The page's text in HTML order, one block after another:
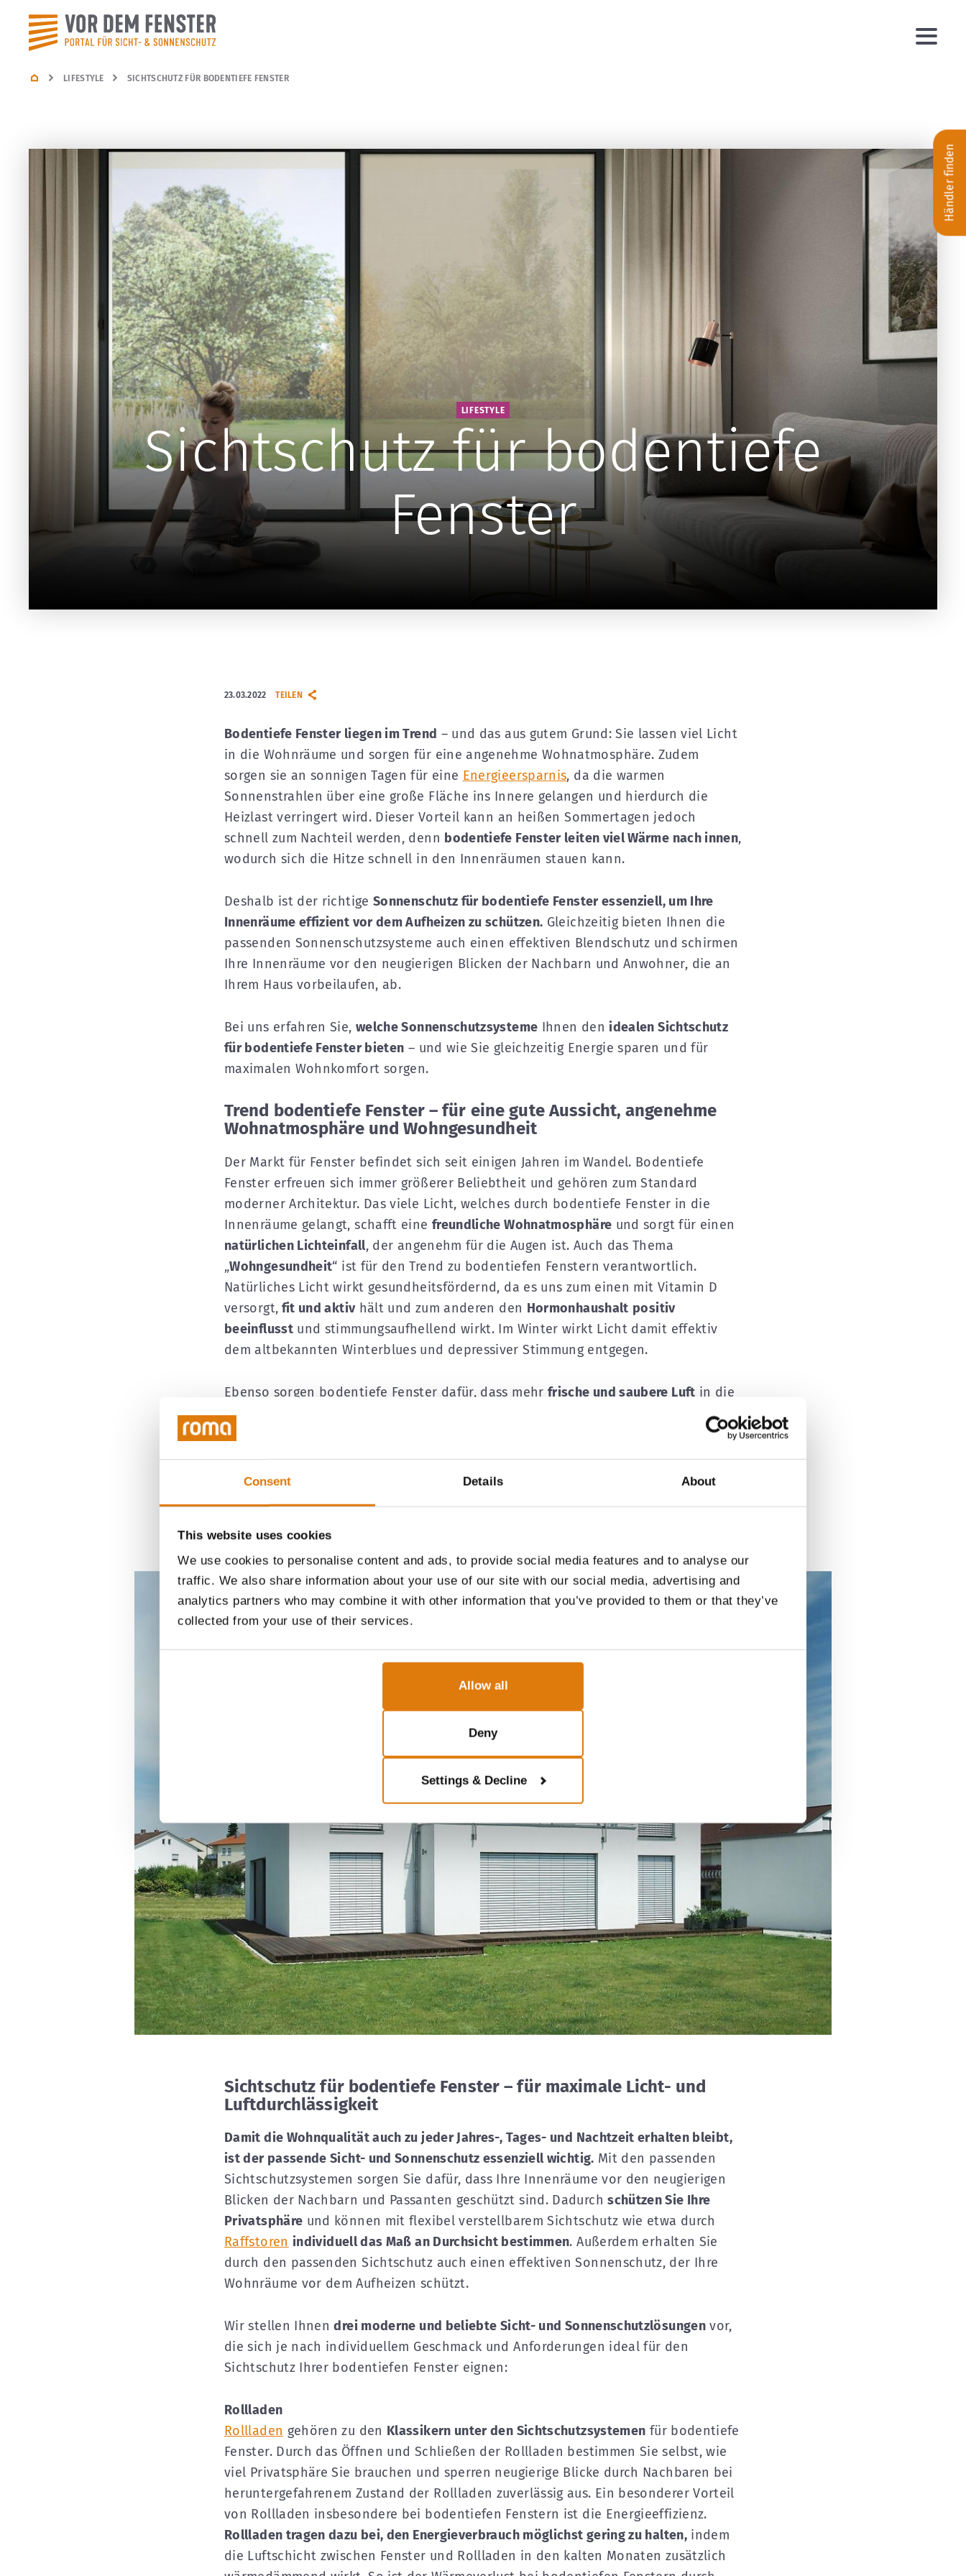
Consent Details About
This website uses cookies
We use cookies to personalise content and ads, to provide social media features and to analyse our
traffic. We also share information about your use of our site with our social media, advertising and
analytics partners who may combine it with other information that you’ve provided to them or that they’ve
collected from your use of their services.
Deny
Settings & Decline
Allow all
Händler finden
LIFESTYLE SICHTSCHUTZ FÜR BODENTIEFE FENSTER
LIFESTYLE
Sichtschutz für bodentiefe
Fenster
23.03.2022 TEILEN
Bodentiefe Fenster liegen im Trend – und das aus gutem Grund: Sie lassen viel Licht
in die Wohnräume und sorgen für eine angenehme Wohnatmosphäre. Zudem
sorgen sie an sonnigen Tagen für eine Energieersparnis, da die warmen
Sonnenstrahlen über eine große Fläche ins Innere gelangen und hierdurch die
Heizlast verringert wird. Dieser Vorteil kann an heißen Sommertagen jedoch
schnell zum Nachteil werden, denn bodentiefe Fenster leiten viel Wärme nach innen,
wodurch sich die Hitze schnell in den Innenräumen stauen kann.
Deshalb ist der richtige Sonnenschutz für bodentiefe Fenster essenziell, um Ihre
Innenräume effizient vor dem Aufheizen zu schützen. Gleichzeitig bieten Ihnen die
passenden Sonnenschutzsysteme auch einen effektiven Blendschutz und schirmen
Ihre Innenräume vor den neugierigen Blicken der Nachbarn und Anwohner, die an
Ihrem Haus vorbeilaufen, ab.
Bei uns erfahren Sie, welche Sonnenschutzsysteme Ihnen den idealen Sichtschutz
für bodentiefe Fenster bieten – und wie Sie gleichzeitig Energie sparen und für
maximalen Wohnkomfort sorgen.
Trend bodentiefe Fenster – für eine gute Aussicht, angenehme
Wohnatmosphäre und Wohngesundheit
Der Markt für Fenster befindet sich seit einigen Jahren im Wandel. Bodentiefe
Fenster erfreuen sich immer größerer Beliebtheit und gehören zum Standard
moderner Architektur. Das viele Licht, welches durch bodentiefe Fenster in die
Innenräume gelangt, schafft eine freundliche Wohnatmosphäre und sorgt für einen
natürlichen Lichteinfall, der angenehm für die Augen ist. Auch das Thema
„Wohngesundheit“ ist für den Trend zu bodentiefen Fenstern verantwortlich.
Natürliches Licht wirkt gesundheitsfördernd, da es uns zum einen mit Vitamin D
versorgt, fit und aktivhält und zum anderen den Hormonhaushalt positiv
beeinflusstund stimmungsaufhellend wirkt. Im Winter wirkt Licht damit effektiv
dem altbekannten Winterblues und depressiver Stimmung entgegen.
Ebenso sorgen bodentiefe Fenster dafür, dass mehr frische und saubere Luft in die
Wohnräume gelangt. Das belebt nicht nur den Geist und die
Konzentrationsfähigkeit, sondern ermöglicht auch
großflächigen Verglasung einen
fließenden Übergang zur Außenwelt
und damit auch
Sichtschutz für bodentiefe Fenster – für maximale Licht- und
Luftdurchlässigkeit
Damit die Wohnqualität auch zu jeder Jahres-, Tages- und Nachtzeit erhalten bleibt,
ist der passende Sicht- und Sonnenschutz essenziell wichtig. Mit den passenden
Sichtschutzsystemen sorgen Sie dafür, dass Ihre Innenräume vor den neugierigen
Blicken der Nachbarn und Passanten geschützt sind. Dadurchschützen Sie Ihre
Privatsphäre und können mit flexibel verstellbarem Sichtschutz wie etwa durch
Raffstoren individuell das Maß an Durchsicht bestimmen. Außerdem erhalten Sie
durch den passenden Sichtschutz auch einen effektiven Sonnenschutz, der Ihre
Wohnräume vor dem Aufheizen schützt.
Wir stellen Ihnendrei moderne und beliebte Sicht- und Sonnenschutzlösungen vor,
die sich je nach individuellem Geschmack und Anforderungen ideal für den
Sichtschutz Ihrer bodentiefen Fenster eignen:
Rollladen
Rollladen gehören zu den Klassikern unter den Sichtschutzsystemen für bodentiefe
Fenster. Durch das Öffnen und Schließen der Rollladen bestimmen Sie selbst, wie
viel Privatsphäre Sie brauchen und sperren neugierige Blicke durch Nachbaren bei
heruntergefahrenem Zustand der Rollladen zuverlässig aus. Ein besonderer Vorteil
von Rollladen insbesondere bei bodentiefen Fenstern ist die Energieeffizienz.
Rollladen tragen dazu bei, den Energieverbrauch möglichst gering zu halten, indem
die Luftschicht zwischen Fenster und Rollladen in den kalten Monaten zusätzlich